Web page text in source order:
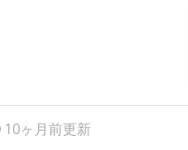
10ヶ月前更新